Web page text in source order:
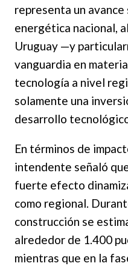
representa un
energética nacional,
Uruguay —y
vanguardia en
tecnología a nivel
solamente una
desarrollo
En términos de
intendente señaló
fuerte efecto
como regional.
construcción se
alrededor de 1.400
mientras que en la